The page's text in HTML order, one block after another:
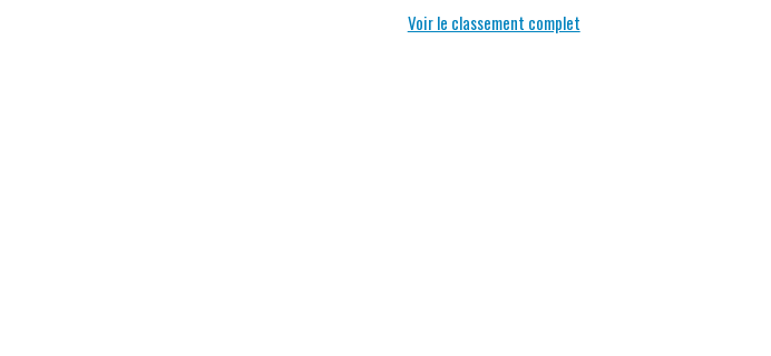
Voir le classement complet